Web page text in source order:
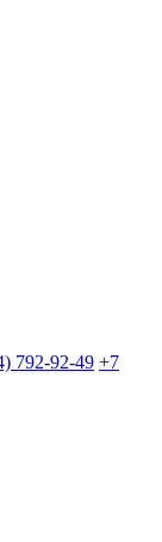
792-92-49 +7